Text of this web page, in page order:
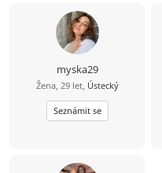
myska29
Žena, 29 let, Ústecký
Seznámit se